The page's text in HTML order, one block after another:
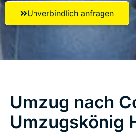
Unverbindlich anfragen
Umzug nach
Umzugskönig